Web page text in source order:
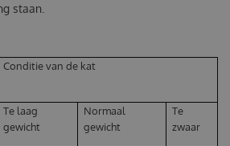
staan.
Conditie van de kat
Te laag
gewicht
Normaal
gewicht
Te
zwaar